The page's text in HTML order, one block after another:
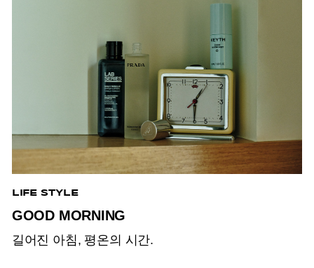
LIFE STYLE
GOOD MORNING
길어진 아침, 평온의 시간.